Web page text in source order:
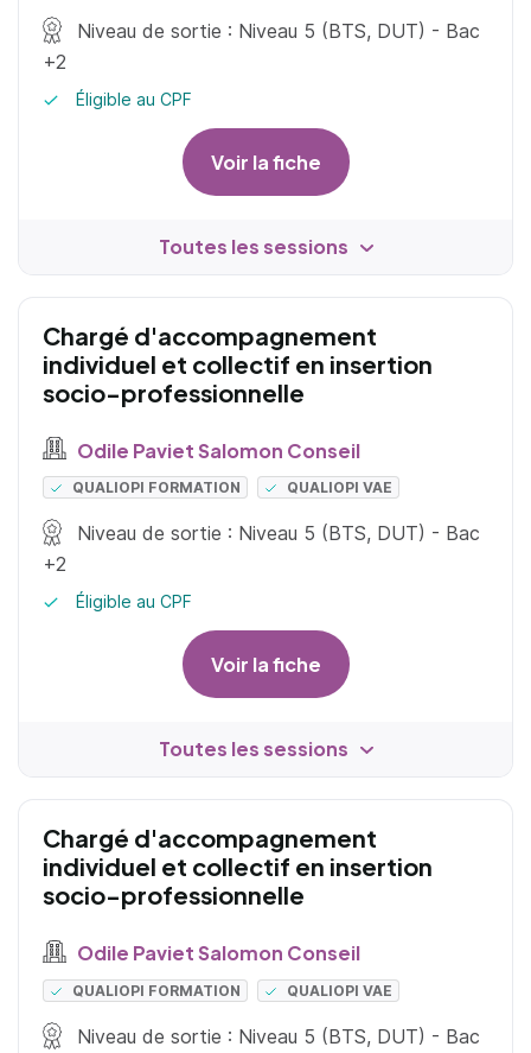
Niveau de sortie : Niveau 5 (BTS, DUT) - Bac
+2
Éligible au CPF
Voir la fiche
Toutes les sessions
Chargé d'accompagnement
individuel et collectif en insertion
socio-professionnelle
Odile Paviet Salomon Conseil
QUALIOPI FORMATION QUALIOPI VAE
Niveau de sortie : Niveau 5 (BTS, DUT) - Bac
+2
Éligible au CPF
Voir la fiche
Toutes les sessions
Chargé d'accompagnement
individuel et collectif en insertion
socio-professionnelle
Odile Paviet Salomon Conseil
QUALIOPI FORMATION QUALIOPI VAE
Niveau de sortie : Niveau 5 (BTS, DUT) - Bac